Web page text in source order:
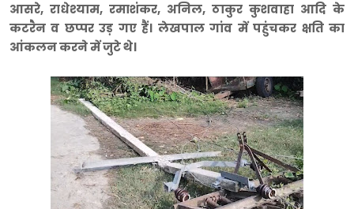
आसरे, राधेश्याम, रमाशंकर, अनिल, ठाकुर कुशवाहा आदि के
कटरैन व छप्पर उड़ गए हैं। लेखपाल गांव में पहुंचकर क्षति का
आंकलन करने में जुटे थे।